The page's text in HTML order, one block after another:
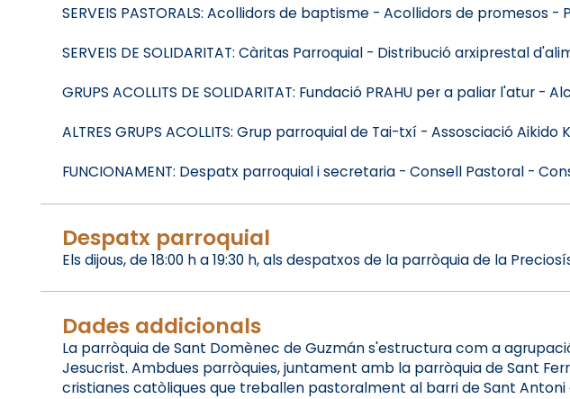
SERVEIS PASTORALS: Acollidors de baptisme - Acollidors de promesos -
SERVEIS DE SOLIDARITAT: Càritas Parroquial - Distribució arxiprestal
GRUPS ACOLLITS DE SOLIDARITAT: Fundació PRAHU per a paliar
ALTRES GRUPS ACOLLITS: Grup parroquial de Tai-txí - Assosciació
FUNCIONAMENT: Despatx parroquial i secretaria - Consell Pastoral -
Despatx parroquial
Els dijous, de 18:00 h a 19:30 h, als despatxos de la parròquia de la
Dades addicionals
La parròquia de Sant Domènec de Guzmán s'estructura com a
Jesucrist. Ambdues parròquies, juntament amb la parròquia de Sant
cristianes catòliques que treballen pastoralment al barri de Sant Antoni